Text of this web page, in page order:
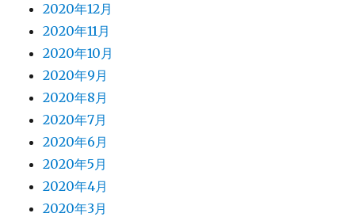
2020年12月
2020年11月
2020年10月
2020年9月
2020年8月
2020年7月
2020年6月
2020年5月
2020年4月
2020年3月